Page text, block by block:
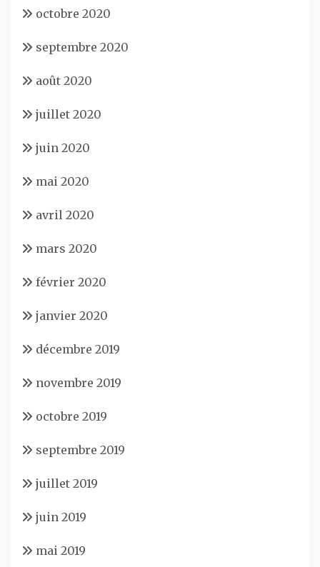
octobre 2020
septembre 2020
août 2020
juillet 2020
juin 2020
mai 2020
avril 2020
mars 2020
février 2020
janvier 2020
décembre 2019
novembre 2019
octobre 2019
septembre 2019
juillet 2019
juin 2019
mai 2019